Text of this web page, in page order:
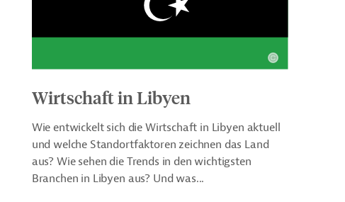
Wirtschaft in Libyen
Wie entwickelt sich die Wirtschaft in Libyen aktuell
und welche Standortfaktoren zeichnen das Land
aus? Wie sehen die Trends in den wichtigsten
Branchen in Libyen aus? Und was...